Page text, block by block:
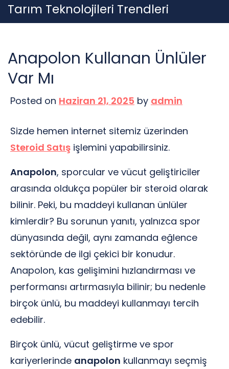
Skip
to
Tarım Teknolojileri Trendleri
Anapolon Kullanan Ünlüler
Var Mı
Posted on Haziran 21, 2025 by admin
Sizde hemen internet sitemiz üzerinden
Steroid Satış işlemini yapabilirsiniz.
Anapolon, sporcular ve vücut geliştiriciler
arasında oldukça popüler bir steroid olarak
bilinir. Peki, bu maddeyi kullanan ünlüler
kimlerdir? Bu sorunun yanıtı, yalnızca spor
dünyasında değil, aynı zamanda eğlence
sektöründe de ilgi çekici bir konudur.
Anapolon, kas gelişimini hızlandırması ve
performansı artırmasıyla bilinir; bu nedenle
birçok ünlü, bu maddeyi kullanmayı tercih
edebilir.
Birçok ünlü, vücut geliştirme ve spor
kariyerlerinde anapolon kullanmayı seçmiş